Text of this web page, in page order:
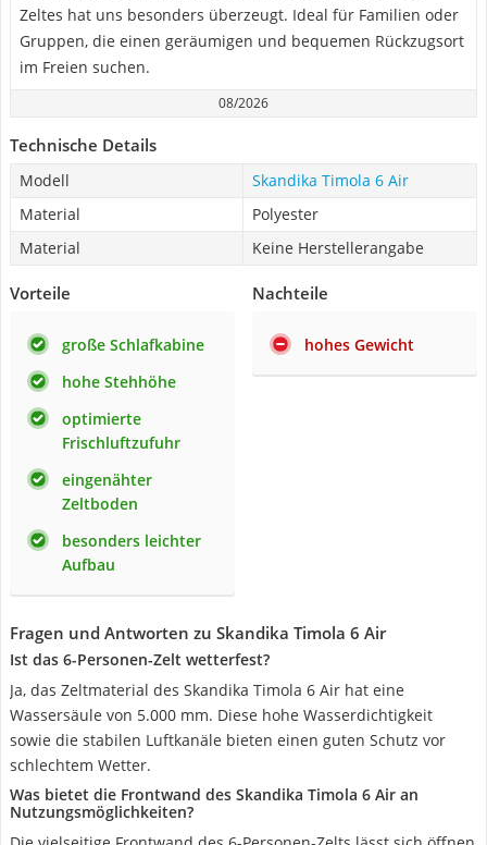
Zeltes hat uns besonders überzeugt. Ideal für Familien oder
Gruppen, die einen geräumigen und bequemen Rückzugsort
im Freien suchen.
08/2026
Technische Details
Modell
Skandika Timola 6 Air
Material
Polyester
Material
Keine Herstellerangabe
Vorteile
große Schlafkabine
hohe Stehhöhe
optimierte
Frischluftzufuhr
eingenähter
Zeltboden
besonders leichter
Aufbau
Nachteile
hohes Gewicht
Fragen und Antworten zu Skandika Timola 6 Air
Ist das 6-Personen-Zelt wetterfest?
Ja, das Zeltmaterial des Skandika Timola 6 Air hat eine
Wassersäule von 5.000 mm. Diese hohe Wasserdichtigkeit
sowie die stabilen Luftkanäle bieten einen guten Schutz vor
schlechtem Wetter.
Was bietet die Frontwand des Skandika Timola 6 Air an
Nutzungsmöglichkeiten?